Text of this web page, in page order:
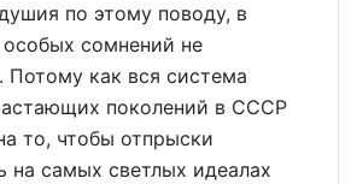
по этому поводу, в
сомнений не
Потому как вся система
поколений в СССР
то, чтобы отпрыски
на самых светлых идеалах